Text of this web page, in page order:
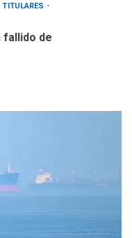
TITULARES
fallido de